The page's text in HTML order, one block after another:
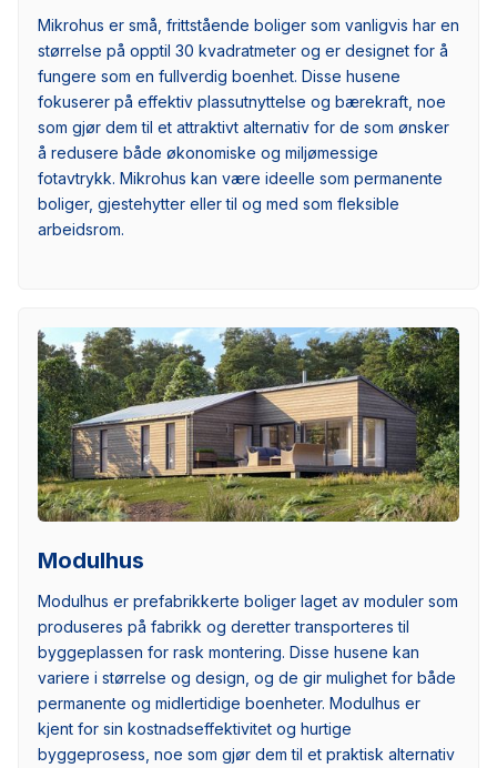
Mikrohus er små, frittstående boliger som vanligvis har en
størrelse på opptil 30 kvadratmeter og er designet for å
fungere som en fullverdig boenhet. Disse husene
fokuserer på effektiv plassutnyttelse og bærekraft, noe
som gjør dem til et attraktivt alternativ for de som ønsker
å redusere både økonomiske og miljømessige
fotavtrykk. Mikrohus kan være ideelle som permanente
boliger, gjestehytter eller til og med som fleksible
arbeidsrom.
Modulhus
Modulhus er prefabrikkerte boliger laget av moduler som
produseres på fabrikk og deretter transporteres til
byggeplassen for rask montering. Disse husene kan
variere i størrelse og design, og de gir mulighet for både
permanente og midlertidige boenheter. Modulhus er
kjent for sin kostnadseffektivitet og hurtige
byggeprosess, noe som gjør dem til et praktisk alternativ